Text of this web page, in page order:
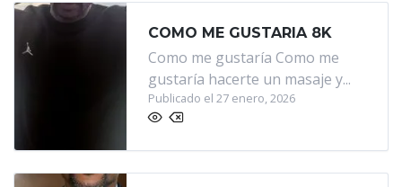
COMO ME GUSTARIA 8K
Como me gustaría Como me
gustaría hacerte un masaje y...
Publicado el 27 enero, 2026